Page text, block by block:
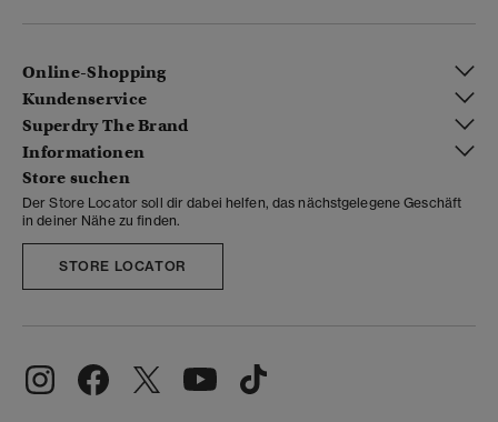
Online-Shopping
Kundenservice
Superdry The Brand
Informationen
Store suchen
Der Store Locator soll dir dabei helfen, das nächstgelegene Geschäft
in deiner Nähe zu finden.
STORE LOCATOR